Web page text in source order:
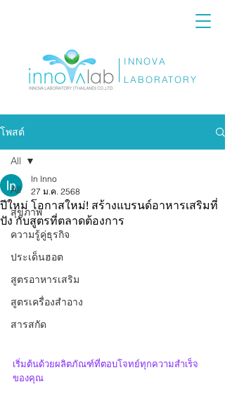
INNOVA
LABORATORY
โพสต์
All
สุขภาพ
ความรู้คู่ธุรกิจ
ประเด็นฮอต
สูตรอาหารเสริม
สูตรเครื่องสำอาง
สารสกัด
All
ปีใหม่ โอกาสใหม่! สร้างแบรนด์อาหารเสริมที่
ปัง กับสูตรที่ตลาดต้องการ
ln lnno
27 ม.ค. 2568
เริ่มต้นด้วยผลิตภัณฑ์ที่ตอบโจทย์ทุกความสำเร็จ
ของคุณ